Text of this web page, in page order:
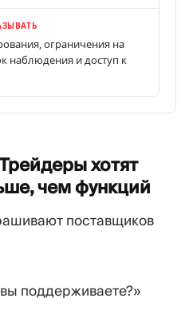
ограничения на
наблюдения и доступ к
хотят
чемфункций
поставщиков
поддерживаете?»